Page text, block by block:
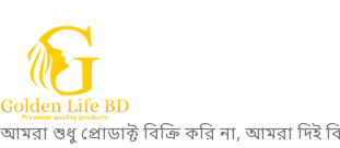
আমরা শুধু প্রোডাক্ট বিক্রি করি না, আমরা দিই